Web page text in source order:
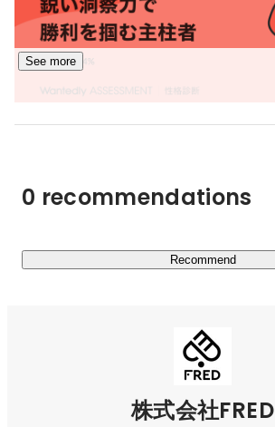
ことができます。
See more
0 recommendations
Recommend
株式会社FRED